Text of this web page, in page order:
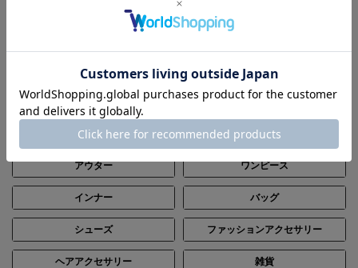
ITEM
パーティードレス ブラックフォーマル（喪服）
ステージ レンタル
トップス ボトムス
アウター ワンピース
インナー バッグ
シューズ ファッションアクセサリー
ヘアアクセサリー 雑貨